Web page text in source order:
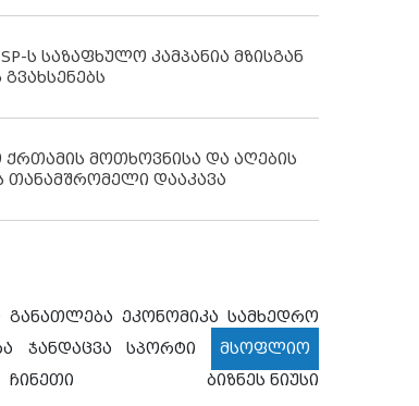
ს საზაფხულო კამპანია მზისგან
მოთხოვნისა და აღების
თანამშრომელი დააკავა
განათლება ეკონომიკა სამხედრო
ჯანდაცვა სპორტი
მსოფლიო
ჩინეთი ბიზნეს ნიუსი